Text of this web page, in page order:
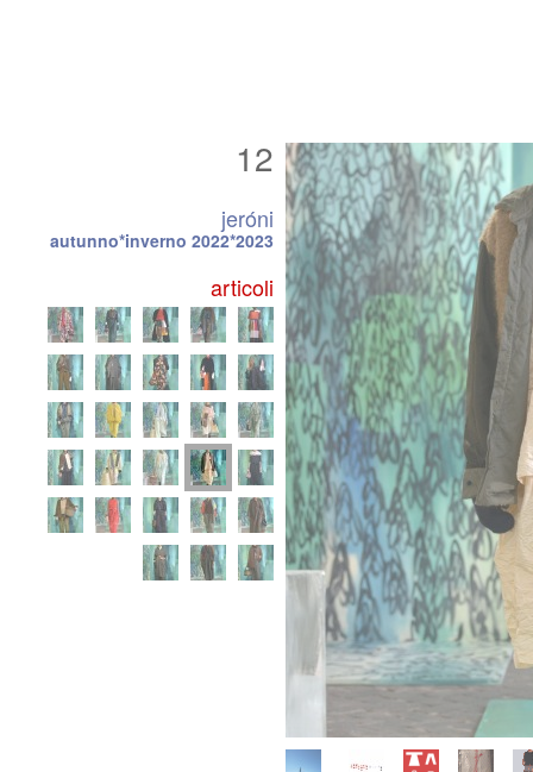
12
jeróni
autunno*inverno 2022*2023
articoli